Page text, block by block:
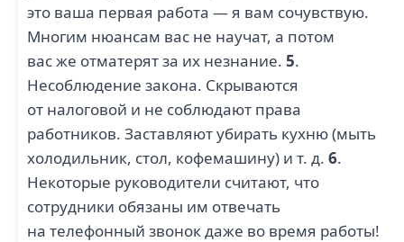
это ваша первая работа — я вам сочувствую.
Многим нюансам вас не научат, а потом
вас же отматерят за их незнание. 5.
Несоблюдение закона. Скрываются
от налоговой и не соблюдают права
работников. Заставляют убирать кухню (мыть
холодильник, стол, кофемашину) и т. д. 6.
Некоторые руководители считают, что
сотрудники обязаны им отвечать
на телефонный звонок даже во время работы!